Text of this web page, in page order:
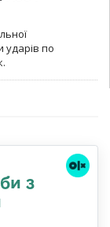
ударів по
з